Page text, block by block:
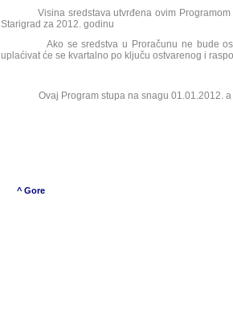
Visina sredstava utvrđena ovim Programom
Starigrad za 2012. godinu
Ako se sredstva u Proračunu ne bude
uplaćivat će se kvartalno po ključu ostvarenog i
Ovaj Program stupa na snagu 01.01.2012.
^ Gore